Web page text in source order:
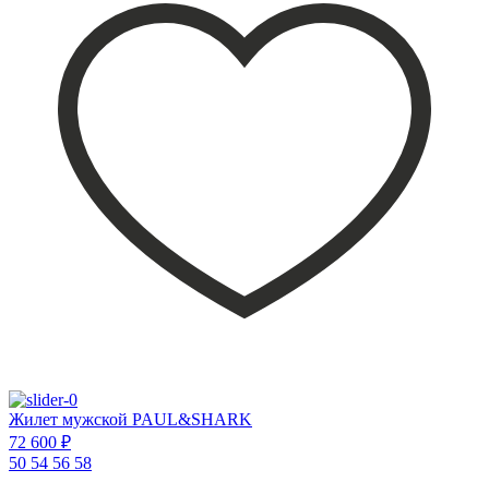
Жилет мужской PAUL&SHARK
72 600 ₽
50 54 56 58